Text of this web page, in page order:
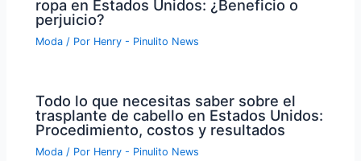
ropa en Estados Unidos: ¿Beneficio o
perjuicio?
Moda / Por Henry - Pinulito News
Todo lo que necesitas saber sobre el
trasplante de cabello en Estados Unidos:
Procedimiento, costos y resultados
Moda / Por Henry - Pinulito News